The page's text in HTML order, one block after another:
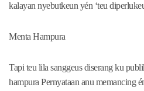
kalayan nyebutkeun yén ‘teu
Menta Hampura
Tapi teu lila sanggeus diserang ku
hampura Pernyataan anu memancing